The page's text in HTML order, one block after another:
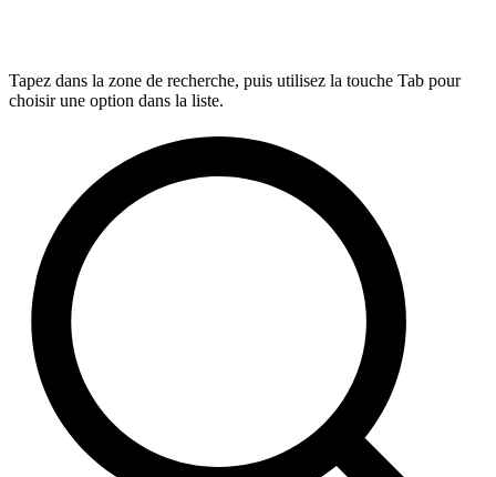
Tapez dans la zone de recherche, puis utilisez la touche Tab pour
choisir une option dans la liste.